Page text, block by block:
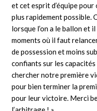
et cet esprit d’équipe
plus rapidement possible.
lorsque l’on a le ballon et
moments où il faut
de possession et moins
confiants sur les
chercher notre première
pour bien terminer la
pour leur victoire. Merci